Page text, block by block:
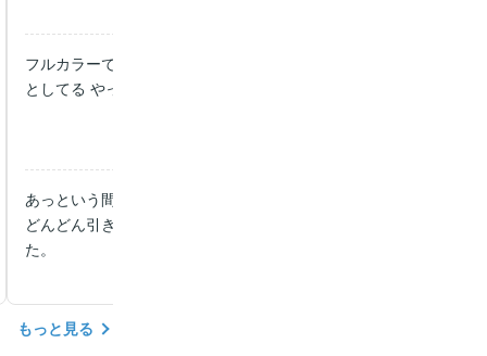
フルカラーで絵がべらぼうにキレイで 無料だけ読むつもりがまん
としてる やっぱり絵がキレイってすごいわ ヒロインも可愛い
あっという間に配信分を読んでしまいました。 最初は少し様子を
どんどん引き込まれました。新しいストーリー展開が笑いもあり楽
た。
もっと見る